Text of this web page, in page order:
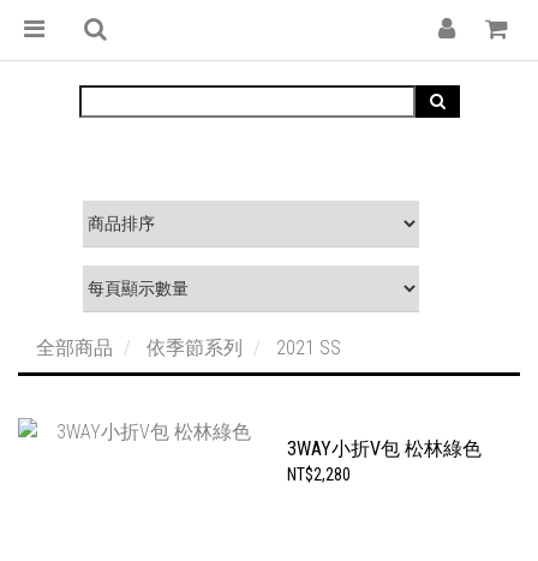
全部商品 依季節系列 2021 SS
3WAY小折V包 松林綠色
NT$2,280